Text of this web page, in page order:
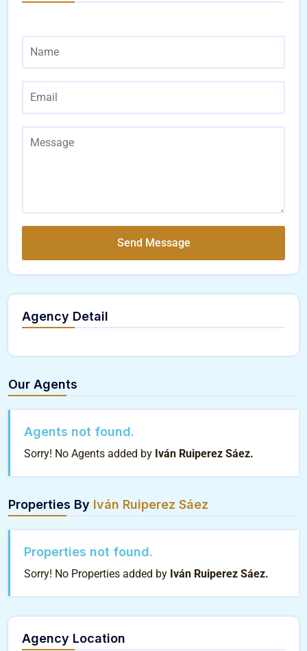
Send Message
Agency Detail
Our Agents
Agents not found.
Sorry! No Agents added by Iván Ruiperez Sáez.
Properties By Iván Ruiperez Sáez
Properties not found.
Sorry! No Properties added by Iván Ruiperez Sáez.
Agency Location